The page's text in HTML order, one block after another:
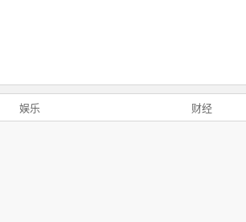
娱乐 财经